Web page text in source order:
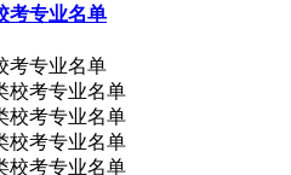
考专业名单
考专业名单